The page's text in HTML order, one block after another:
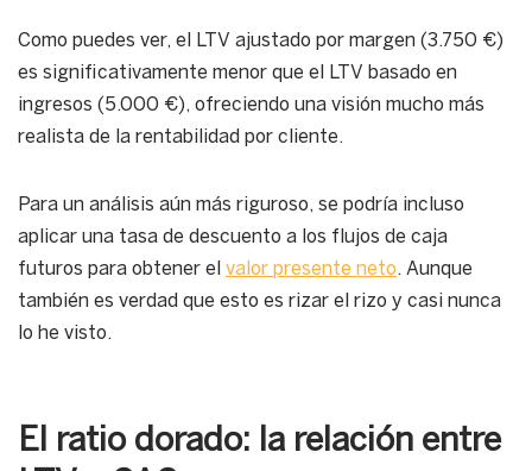
Como puedes ver, el LTV ajustado por margen (3.750 €)
es significativamente menor que el LTV basado en
ingresos (5.000 €), ofreciendo una visión mucho más
realista de la rentabilidad por cliente.
Para un análisis aún más riguroso, se podría incluso
aplicar una tasa de descuento a los flujos de caja
futuros para obtener el valor presente neto. Aunque
también es verdad que esto es rizar el rizo y casi nunca
lo he visto.
El ratio dorado: la relación entre